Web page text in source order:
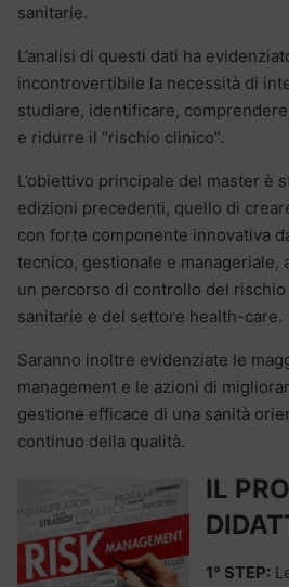
sanitarie.
L’analisi di questi dati ha
incontrovertibile la necessità di
studiare, identificare,
e ridurre il “rischio clinico”.
L’obiettivo principale del master è
edizioni precedenti, quello di
con forte componente innovativa
tecnico, gestionale e manageriale,
un percorso di controllo del
sanitarie e del settore health-care.
Saranno inoltre evidenziate le
management e le azioni di
gestione efficace di una sanità
continuo della qualità.
IL
1° STEP: